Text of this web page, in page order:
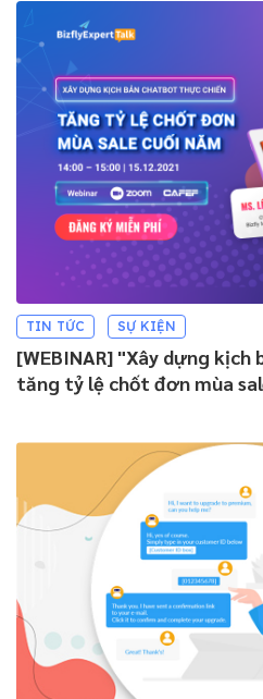
TIN TỨC SỰ KIỆN
[WEBINAR] "Xây dựng
tăng tỷ lệ chốt đơn mùa